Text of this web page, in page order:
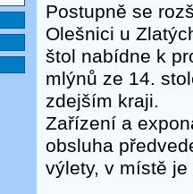
Postupně se
Olešnici u
štol nabídne k
mlýnů ze 14.
zdejším kraji.
Zařízení a
obsluha
výlety, v místě